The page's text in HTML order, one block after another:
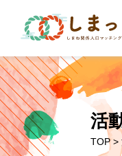
活
TOP>